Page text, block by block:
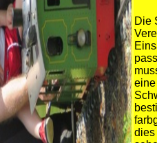
Die
dies